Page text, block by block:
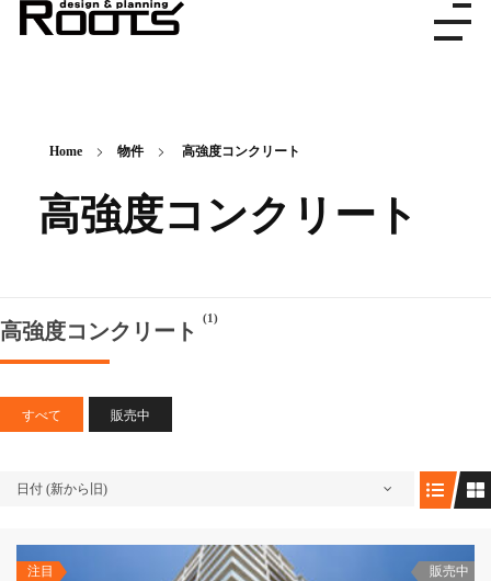
Home 物件 高強度コンクリート
高強度コンクリート
高強度コンクリート
(1)
すべて 販売中
日付 (新から旧)
注目 販売中